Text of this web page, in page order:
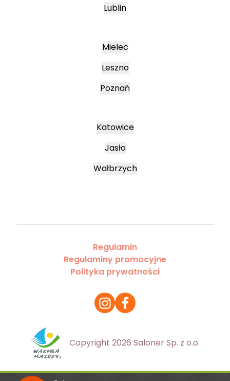
Lublin
Mielec
Leszno
Poznań
Katowice
Jasło
Wałbrzych
Regulamin
Regulaminy promocyjne
Polityka prywatności
Copyright 2026 Saloner Sp. z o.o.